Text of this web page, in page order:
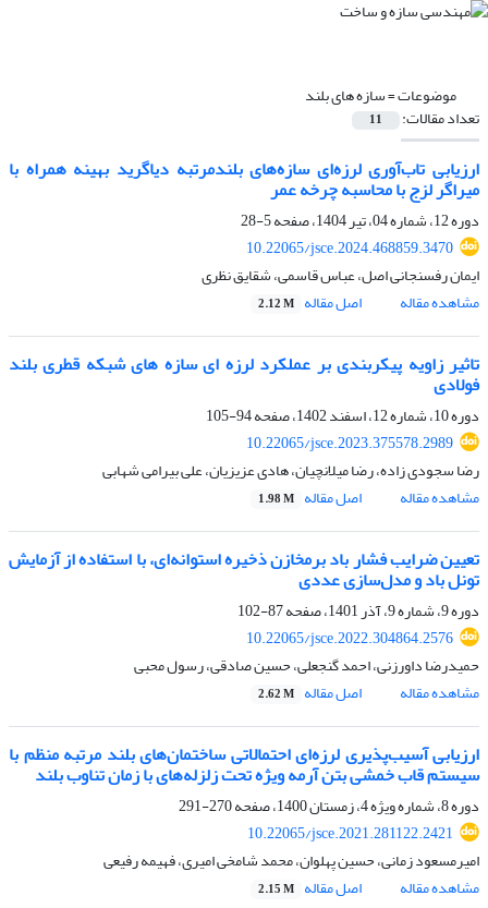
موضوعات =سازه های بلند
تعداد مقالات: 11
ارزیابی تاب‌آوری لرزه‌ای سازه‌های بلندمرتبه دیاگرید بهینه همراه با
میراگر لزج با محاسبه چرخه عمر
دوره 12، شماره 04، تیر 1404، صفحه
5-28
10.22065/jsce.2024.468859.3470
ایمان رفسنجانی اصل، عباس قاسمی، شقایق نظری
مشاهده مقاله
اصل مقاله 2.12 M
تاثیر زاویه پیکربندی بر عملکرد لرزه ای سازه های شبکه قطری بلند
فولادی
دوره 10، شماره 12، اسفند 1402، صفحه
94-105
10.22065/jsce.2023.375578.2989
رضا سجودی زاده، رضا میلانچیان، هادی عزیزیان، علی بیرامی شهابی
مشاهده مقاله
اصل مقاله 1.98 M
تعیین ضرایب فشار باد برمخازن ذخیره استوانه‌ای، با استفاده از آزمایش
تونل باد و مدل‌سازی عددی
دوره 9، شماره 9، آذر 1401، صفحه
87-102
10.22065/jsce.2022.304864.2576
حمیدرضا داورزنی، احمد گنجعلی، حسین صادقی، رسول محبی
مشاهده مقاله
اصل مقاله 2.62 M
ارزیابی آسیب‌پذیری لرزه‌ای احتمالاتی ساختمان‌های بلند مرتبه منظم با
سیستم قاب خمشی بتن آرمه ویژه تحت زلزله‌های با زمان تناوب بلند
دوره 8، شماره ویژه 4، زمستان 1400، صفحه
270-291
10.22065/jsce.2021.281122.2421
امیرمسعود زمانی، حسین پهلوان، محمد شامخی امیری، فهیمه رفیعی
مشاهده مقاله
اصل مقاله 2.15 M